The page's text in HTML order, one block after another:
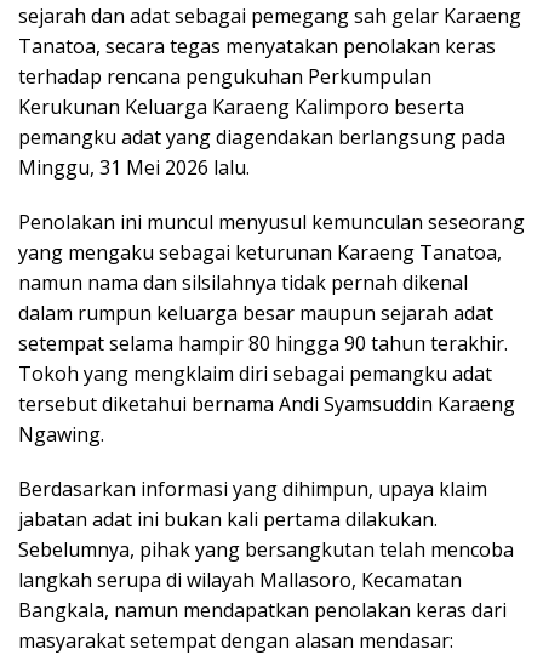
sejarah dan adat sebagai pemegang sah gelar Karaeng
Tanatoa, secara tegas menyatakan penolakan keras
terhadap rencana pengukuhan Perkumpulan
Kerukunan Keluarga Karaeng Kalimporo beserta
pemangku adat yang diagendakan berlangsung pada
Minggu, 31 Mei 2026 lalu.
Penolakan ini muncul menyusul kemunculan seseorang
yang mengaku sebagai keturunan Karaeng Tanatoa,
namun nama dan silsilahnya tidak pernah dikenal
dalam rumpun keluarga besar maupun sejarah adat
setempat selama hampir 80 hingga 90 tahun terakhir.
Tokoh yang mengklaim diri sebagai pemangku adat
tersebut diketahui bernama Andi Syamsuddin Karaeng
Ngawing.
Berdasarkan informasi yang dihimpun, upaya klaim
jabatan adat ini bukan kali pertama dilakukan.
Sebelumnya, pihak yang bersangkutan telah mencoba
langkah serupa di wilayah Mallasoro, Kecamatan
Bangkala, namun mendapatkan penolakan keras dari
masyarakat setempat dengan alasan mendasar: